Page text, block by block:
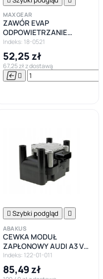


MAXGEAR
ZAWÓR EVAP
ODPOWIETRZANIE
ZBIORNIKA PALIWA OPEL
AUDI ALFA
Indeks: 18-0521
52,25 zł
67,25 zł z dostawą
 
 Szybki podgląd 
ABAKUS
CEWKA MODUŁ
ZAPŁONOWY AUDI A3 VW
GOLF SKODA FABIA I
SEAT AKL
Indeks: 122-01-011
85,49 zł